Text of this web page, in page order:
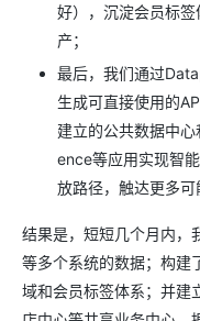
好），沉淀会员标
产；
最后，我们通过
生成可直接使用的
建立的公共数据中
ence等应用实现智
放路径，触达更多可
结果是，短短几个月内，
等多个系统的数据；构建
域和会员标签体系；并建